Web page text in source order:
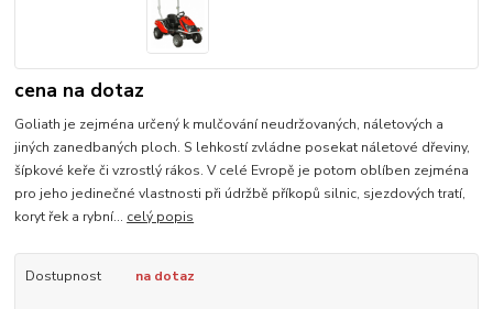
cena na dotaz
Goliath je zejména určený k mulčování neudržovaných, náletových a
jiných zanedbaných ploch. S lehkostí zvládne posekat náletové dřeviny,
šípkové keře či vzrostlý rákos. V celé Evropě je potom oblíben zejména
pro jeho jedinečné vlastnosti při údržbě příkopů silnic, sjezdových tratí,
koryt řek a rybní... celý popis
Dostupnost na dotaz